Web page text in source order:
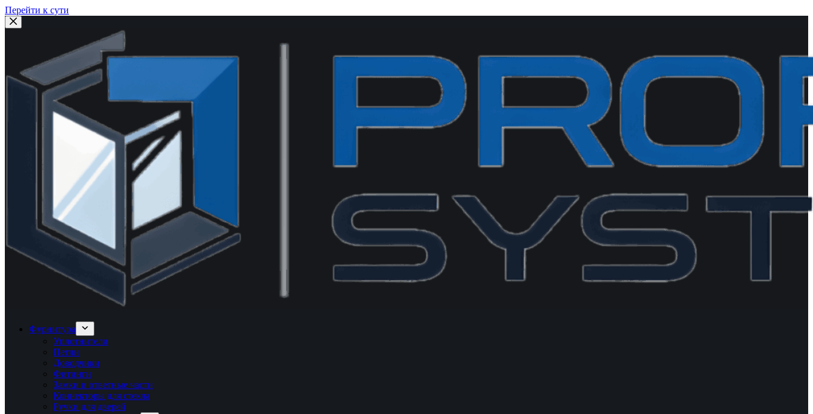
Перейти к сути
Фурнитура
Уплотнители
Петли
Доводчики
Фитинги
Замки и ответные части
Коннекторы для стекла
Ручки для дверей